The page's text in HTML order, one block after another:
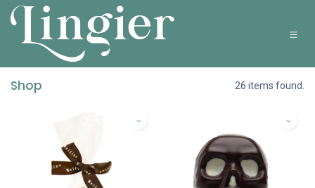
Overslaan naar inhoud
Shop 26 items found.